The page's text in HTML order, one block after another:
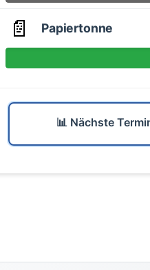
📄 Papiertonne
📊 Nächste